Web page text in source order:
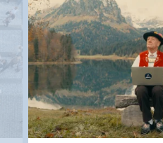
Anwil
Appenzell
Au SG
Baar
Baden
Balsthal
Balzers